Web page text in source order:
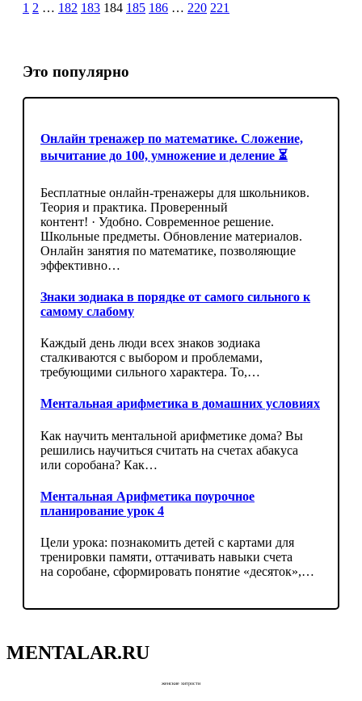
1 2 … 182 183 184 185 186 … 220 221
Это популярно
Онлайн тренажер по математике. Сложение,
вычитание до 100, умножение и деление ⏳
Бесплатные онлайн-тренажеры для школьников.
Теория и практика. Проверенный
контент! · Удобно. Современное решение.
Школьные предметы. Обновление материалов.
Онлайн занятия по математике, позволяющие
эффективно…
Знаки зодиака в порядке от самого сильного к
самому слабому
Каждый день люди всех знаков зодиака
сталкиваются с выбором и проблемами,
требующими сильного характера. То,…
Ментальная арифметика в домашних условиях
Как научить ментальной арифметике дома? Вы
решились научиться считать на счетах абакуса
или соробана? Как…
Ментальная Арифметика поурочное
планирование урок 4
Цели урока: познакомить детей с картами для
тренировки памяти, оттачивать навыки счета
на соробане, сформировать понятие «десяток»,…
MENTALAR.RU
женские хитрости